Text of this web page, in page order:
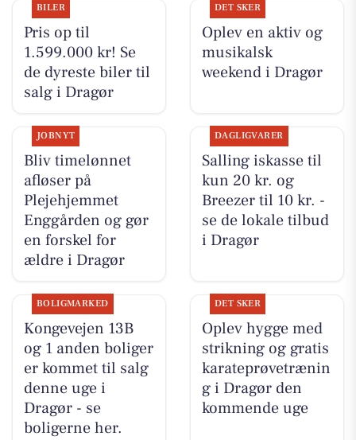
BILER
Pris op til
1.599.000 kr! Se
de dyreste biler til
salg i Dragør
DET SKER
Oplev en aktiv og
musikalsk
weekend i Dragør
JOBNYT
Bliv timelønnet
afløser på
Plejehjemmet
Enggården og gør
en forskel for
ældre i Dragør
DAGLIGVARER
Salling iskasse til
kun 20 kr. og
Breezer til 10 kr. -
se de lokale tilbud
i Dragør
BOLIGMARKED
Kongevejen 13B
og 1 anden boliger
er kommet til salg
denne uge i
Dragør - se
boligerne her.
DET SKER
Oplev hygge med
strikning og gratis
karateprøvetrænin
g i Dragør den
kommende uge